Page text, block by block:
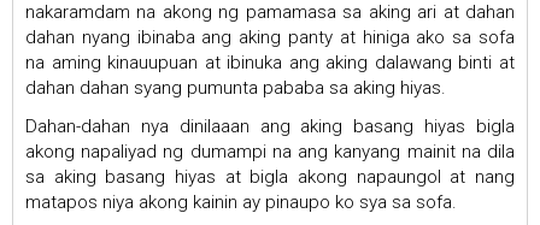
nakaramdam na akong ng pamamasa sa aking ari at dahan
dahan nyang ibinaba ang aking panty at hiniga ako sa sofa
na aming kinauupuan at ibinuka ang aking dalawang binti at
dahan dahan syang pumunta pababa sa aking hiyas.
Dahan-dahan nya dinilaaan ang aking basang hiyas bigla
akong napaliyad ng dumampi na ang kanyang mainit na dila
sa aking basang hiyas at bigla akong napaungol at nang
matapos niya akong kainin ay pinaupo ko sya sa sofa.